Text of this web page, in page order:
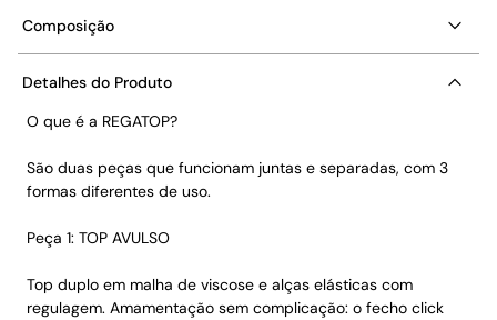
Composição
Detalhes do Produto
O que é a REGATOP?
São duas peças que funcionam juntas e separadas, com 3
formas diferentes de uso.
Peça 1: TOP AVULSO
Top duplo em malha de viscose e alças elásticas com
regulagem. Amamentação sem complicação: o fecho click